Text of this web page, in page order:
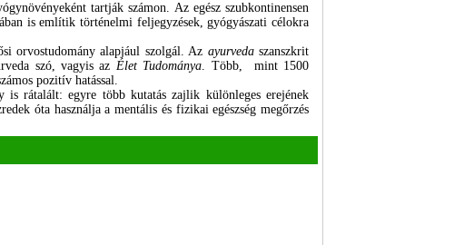
tartják számon. Az egész szubkontinensen
is említik történelmi feljegyzések, gyógyászati célokra
orvostudomány alapjául szolgál. Az ayurvedaszanszkrit
szó, vagyis az Élet Tudománya. Több, mint 1500
pozitív hatással.
rátalált: egyre több kutatás zajlik különleges erejének
óta használja a mentális és fizikai egészség megőrzés